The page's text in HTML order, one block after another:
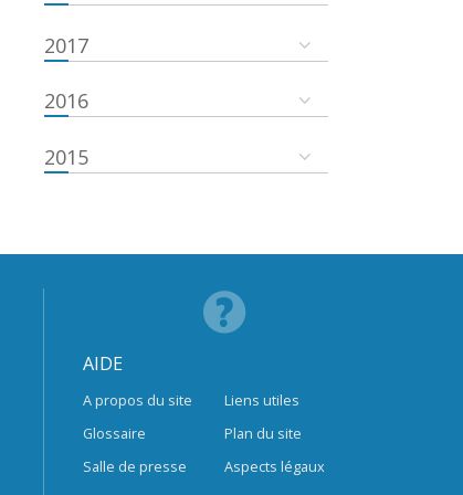
2017
2016
2015
AIDE
A propos du site
Glossaire
Salle de presse
Liens utiles
Plan du site
Aspects légaux